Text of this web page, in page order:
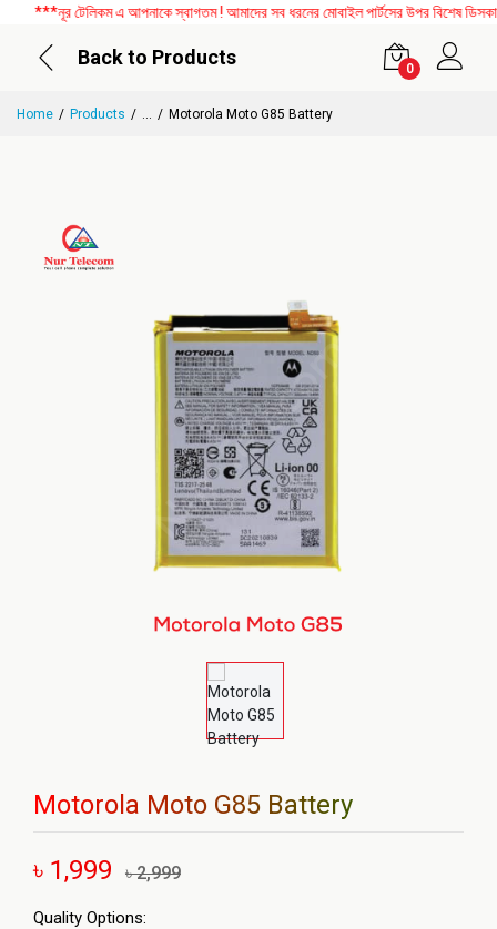
***নূর টেলিকম এ আপনাকে স্বাগতম ! আমাদের সব ধরনের মোবাইল পার্টসের উপর বিশেষ
Back to Products
0
Home Products ... Motorola Moto G85 Battery
Motorola Moto G85 Battery
৳ 1,999 ৳ 2,999
Quality Options: